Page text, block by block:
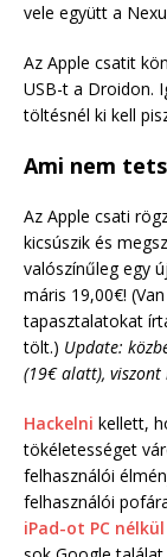
vele együtt a
Az Apple csatit
USB-t a Droidon.
töltésnél ki kell
Ami nem
Az Apple csati
kicsúszik és
valószínűleg egy
máris 19,00€!
tapasztalatokat
tölt.) Update:
(19€ alatt),
Hackelni kellett,
tökéletességet
felhasználói
felhasználói
iPad-ot PC nélkül